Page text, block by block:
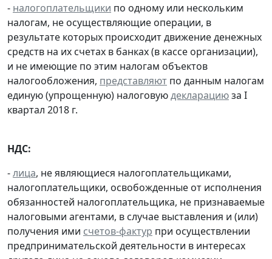
- налогоплательщики по одному или нескольким
налогам, не осуществляющие операции, в
результате которых происходит движение денежных
средств на их счетах в банках (в кассе организации),
и не имеющие по этим налогам объектов
налогообложения, представляют по данным налогам
единую (упрощенную) налоговуюдекларациюза I
квартал 2018 г.
НДС:
-лица, не являющиеся налогоплательщиками,
налогоплательщики, освобожденные от исполнения
обязанностей налогоплательщика, не признаваемые
налоговыми агентами, в случае выставления и (или)
получения ими счетов-фактур при осуществлении
предпринимательской деятельности в интересах